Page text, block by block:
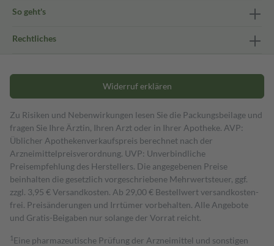
So geht's
Rechtliches
Widerruf erklären
Zu Risiken und Nebenwirkungen lesen Sie die Packungsbeilage und
fragen Sie Ihre Ärztin, Ihren Arzt oder in Ihrer Apotheke. AVP:
Üblicher Apothekenverkaufspreis berechnet nach der
Arzneimittelpreisverordnung. UVP: Unverbindliche
Preisempfehlung des Herstellers. Die angegebenen Preise
beinhalten die gesetzlich vorgeschriebene Mehrwertsteuer, ggf.
zzgl. 3,95 € Versandkosten. Ab 29,00 € Bestell­wert versand­kosten­
frei. Preisänderungen und Irrtümer vorbehalten. Alle Angebote
und Gratis-Beigaben nur solange der Vorrat reicht.
1 Eine pharmazeutische Prüfung der Arzneimittel und sonstigen